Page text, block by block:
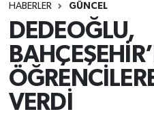
HABERLER GÜNCEL
DEDEOĞLU,
VERDİ
Trafik Durumu
Süper Lig Puan
Tüm Manşetler